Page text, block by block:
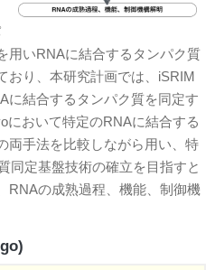
用いRNAに結合するタンパク質
おり、本研究計画では、iSRIM
に結合するタンパク質を同定す
において特定のRNAに結合する
両手法を比較しながら用い、特
同定基盤技術の確立を目指すと
RNAの成熟過程、機能、制御機